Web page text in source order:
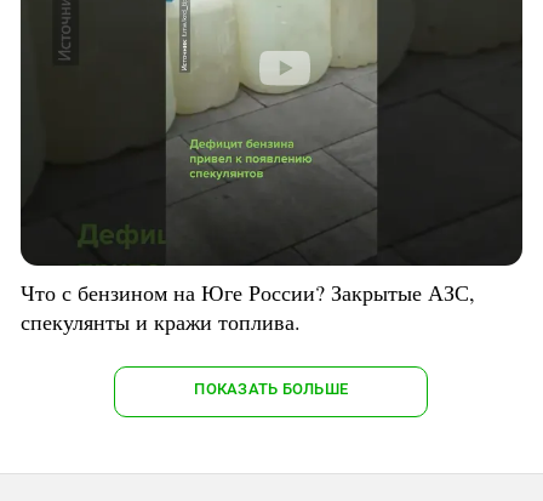
Что с бензином на Юге России? Закрытые АЗС,
спекулянты и кражи топлива.
ПОКАЗАТЬ БОЛЬШЕ